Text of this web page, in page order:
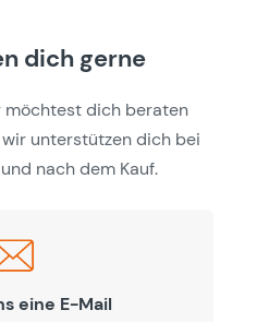
dich gerne
möchtest dich beraten
wir unterstützen dich bei
nach dem Kauf.
eine E-Mail